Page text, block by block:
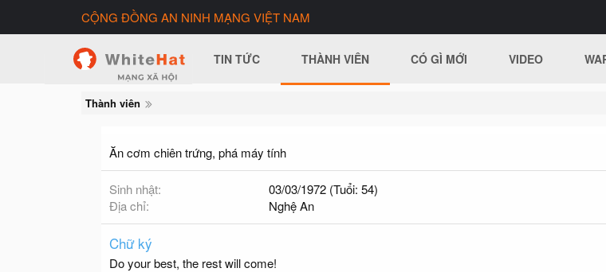
CỘNG ĐỒNG AN NINH MẠNG VIỆT NAM
TIN TỨC THÀNH VIÊN CÓ GÌ MỚI VIDEO
Thành viên
Ăn cơm chiên trứng, phá máy tính
Sinh nhật
03/03/1972 (Tuổi: 54)
Địa chỉ
Nghệ An
Chữ ký
Do your best, the rest will come!